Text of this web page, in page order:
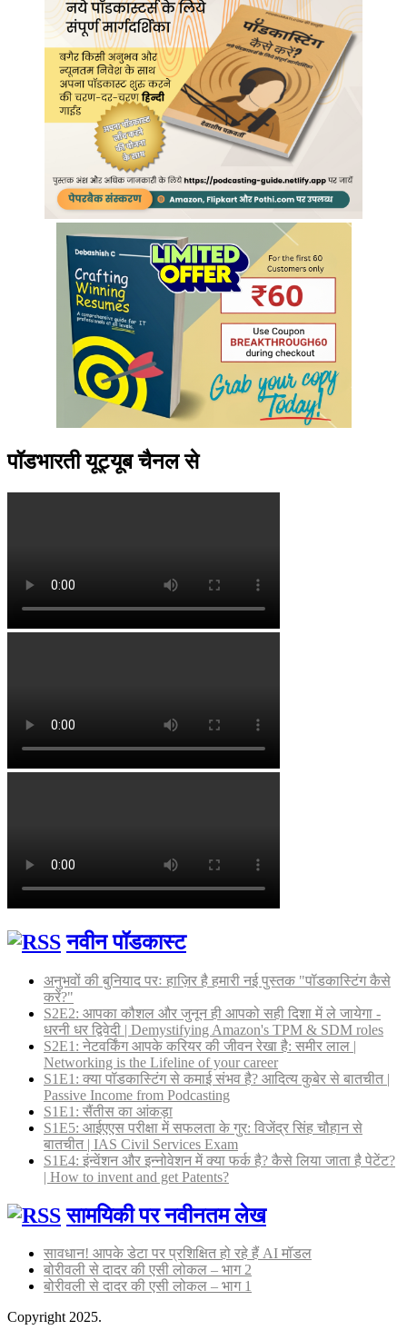
पॉडभारती यूट्यूब चैनल से
नवीन पॉडकास्ट
अनुभवों की बुनियाद परः हाज़िर है हमारी नई पुस्तक "पॉडकास्टिंग कैसे
करें?"
S2E2: आपका कौशल और जुनून ही आपको सही दिशा में ले जायेगा -
धरनी धर द्विवेदी | Demystifying Amazon's TPM & SDM roles
S2E1: नेटवर्किंग आपके करियर की जीवन रेखा है: समीर लाल |
Networking is the Lifeline of your career
S1E1: क्या पॉडकास्टिंग से कमाई संभव है? आदित्य कुबेर से बातचीत |
Passive Income from Podcasting
S1E1: सैंतीस का आंकड़ा
S1E5: आईएएस परीक्षा में सफलता के गुर: विजेंद्र सिंह चौहान से
बातचीत | IAS Civil Services Exam
S1E4: इंन्वेंशन और इन्नोवेशन में क्या फर्क है? कैसे लिया जाता है पेटेंट?
| How to invent and get Patents?
सामयिकी पर नवीनतम लेख
सावधान! आपके डेटा पर प्रशिक्षित हो रहे हैं AI मॉडल
बोरीवली से दादर की एसी लोकल – भाग 2
बोरीवली से दादर की एसी लोकल – भाग 1
Copyright 2025.